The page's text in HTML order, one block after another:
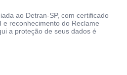
ao Detran-SP, com certificado
e reconhecimento do Reclame
a proteção de seus dados é